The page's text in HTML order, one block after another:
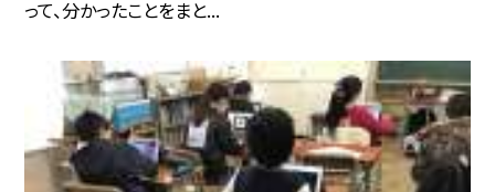
って、分かったことをまと...